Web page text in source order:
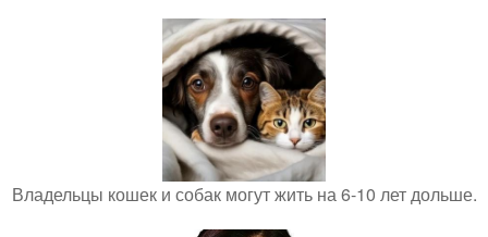
Владельцы кошек и собак могут жить на 6-10 лет дольше.